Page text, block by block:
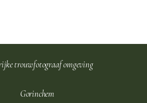
trouwfotograaf omgeving
Gorinchem